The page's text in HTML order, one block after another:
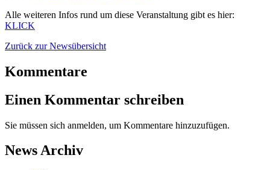
Alle weiteren Infos rund um diese Veranstaltung gibt es hier:
KLICK
Zurück zur Newsübersicht
Kommentare
Einen Kommentar schreiben
Sie müssen sich anmelden, um Kommentare hinzuzufügen.
News Archiv